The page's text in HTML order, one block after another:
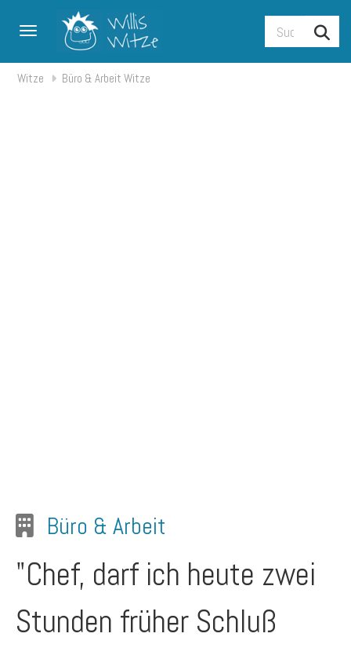
Toggle navigation
Witze Büro & Arbeit Witze
Büro & Arbeit
"Chef, darf ich heute zwei
Stunden früher Schluß